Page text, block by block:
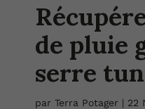
de pluie
serre
parTerra Potager | 22